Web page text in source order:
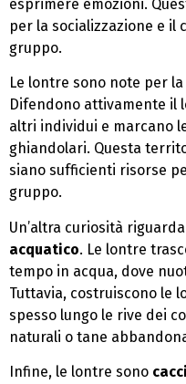
esprimere emozioni.
per la socializzazione e
gruppo.
Le lontre sono note per
Difendono attivamente
altri individui e marcano
ghiandolari. Questa
siano sufficienti risorse
gruppo.
Un’altra curiosità
acquatico. Le lontre
tempo in acqua, dove
Tuttavia, costruiscono le
spesso lungo le rive dei
naturali o tane
Infine, le lontre sono